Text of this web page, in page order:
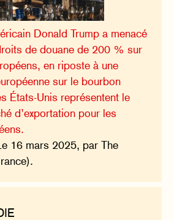
Donald Trump a menacé
de douane de 200 % sur
en riposte à une
sur le bourbon
États-Unis représentent le
d’exportation pour les
16 mars 2025, par The